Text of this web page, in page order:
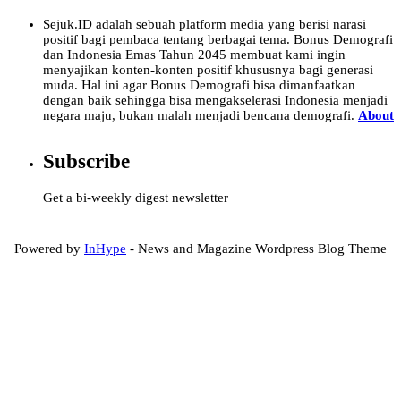
Sejuk.ID adalah sebuah platform media yang berisi narasi
positif bagi pembaca tentang berbagai tema. Bonus Demografi
dan Indonesia Emas Tahun 2045 membuat kami ingin
menyajikan konten-konten positif khususnya bagi generasi
muda. Hal ini agar Bonus Demografi bisa dimanfaatkan
dengan baik sehingga bisa mengakselerasi Indonesia menjadi
negara maju, bukan malah menjadi bencana demografi. About
Subscribe
Get a bi-weekly digest newsletter
Powered by InHype - News and Magazine Wordpress Blog Theme